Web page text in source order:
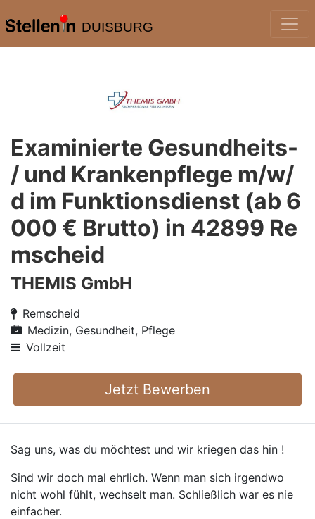
DUISBURG
Examinierte Gesundheits-
/ und Krankenpflege m/w/
d im Funktionsdienst (ab 6
000 € Brutto) in 42899 Re
mscheid
THEMIS GmbH
Remscheid
Medizin, Gesundheit, Pflege
Vollzeit
Jetzt Bewerben
Sag uns, was du möchtest und wir kriegen das hin !
Sind wir doch mal ehrlich. Wenn man sich irgendwo
nicht wohl fühlt, wechselt man. Schließlich war es nie
einfacher.